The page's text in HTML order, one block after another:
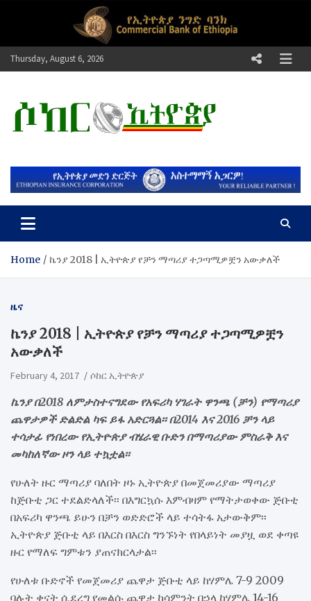
Thursday, August 6, 2026
ሶከር ኢትዮጵያ
Home ኬንያ 2018 | ኢትዮጵያ የቻን ማጣሪያ ተጋጣሚዎቿን አውቃለች
ዜና
ኬንያ 2018 | ኢትዮጵያ የቻን ማጣሪያ ተጋጣሚዎቿን
አውቃለች
February 4, 2017 ሶከር ኢትዮጵያ
ኬንያ በ2018 ለምታስተናግደው የአፍሪካ ሃገራት ዋንጫ (ቻን) የማጣሪያ
ጨዋታዎች ድልድል ካፍ ይፋ አድርጓል፡፡ በ2014 እና 2016 ቻን ላይ
ተሳታፊ የነበረው የኢትዮጵያ ብሄራዊ ቡድን በማጣሪያው ምስራቅ እና
መካከለኛው ዞን ላይ ተኳቷል፡፡
የሁለት ዙር ማጣሪያ ባለበት ዞኑ ኢትዮጵያ በመጀመሪያው ማጣሪያ
ከጅቡቲ ጋር ተደልድላለች፡፡ በእግርኳሱ እምብዛም የማትታወቀው ጅቡቲ
በአፍሪካ ዋንጫ ይሁን በቻን ወድድሮች ላይ ተሳትፋ አታውቅም፡፡
ኢትዮጵያ ጅቡቲ ላይ በእርስ በእርስ ግንኙነት የበላይነት መያዟ ወደ ቀጣዩ
ዙር የማለፍ ግምቱን ያጠናክርላታል፡፡
የሁለቱ ቡድኖች የመጀመሪያ ጨዋታ ጅቡቲ ላይ ከሃምሌ 7-9 2009
ባሉት ቀናት ሲደረግ የመልሱ ጨዋታ ከሳምንት በኃላ ከሃምሌ 14-16